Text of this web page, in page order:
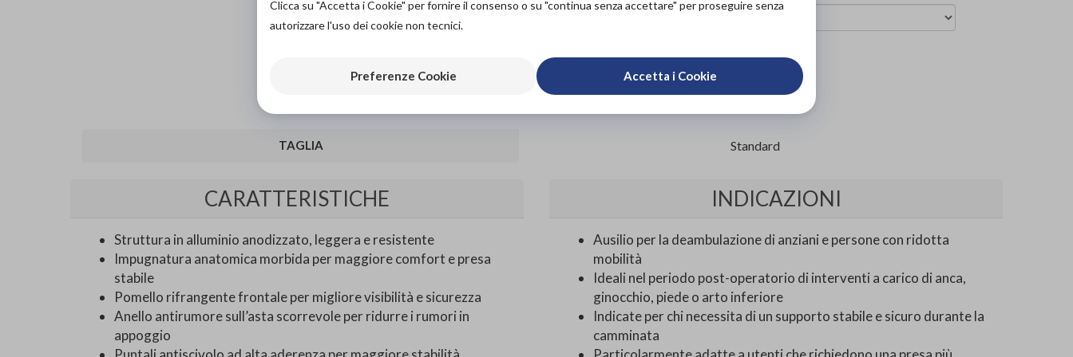
ACQUISTA ONLINE
Aggiungi al carrello
TAGLIA Standard
CARATTERISTICHE
Struttura in alluminio anodizzato, leggera e resistente
Impugnatura anatomica morbida per maggiore comfort e presa
stabile
Pomello rifrangente frontale per migliore visibilità e sicurezza
Anello antirumore sull’asta scorrevole per ridurre i rumori in
appoggio
INDICAZIONI
Ausilio per la deambulazione di anziani e persone con ridotta
mobilità
Ideali nel periodo post-operatorio di interventi a carico di anca,
ginocchio, piede o arto inferiore
Indicate per chi necessita di un supporto stabile e sicuro durante la
camminata
Clicca su "Accetta i Cookie" per fornire il consenso o su "continua senza accettare" per proseguire senza
autorizzare l'uso dei cookie non tecnici.
Preferenze Cookie Accetta i Cookie